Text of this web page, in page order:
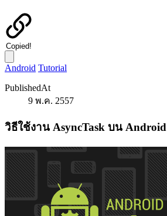
Copied!
Android Tutorial
PublishedAt
9 พ.ค. 2557
วิธีใช้งาน AsyncTask บน Android